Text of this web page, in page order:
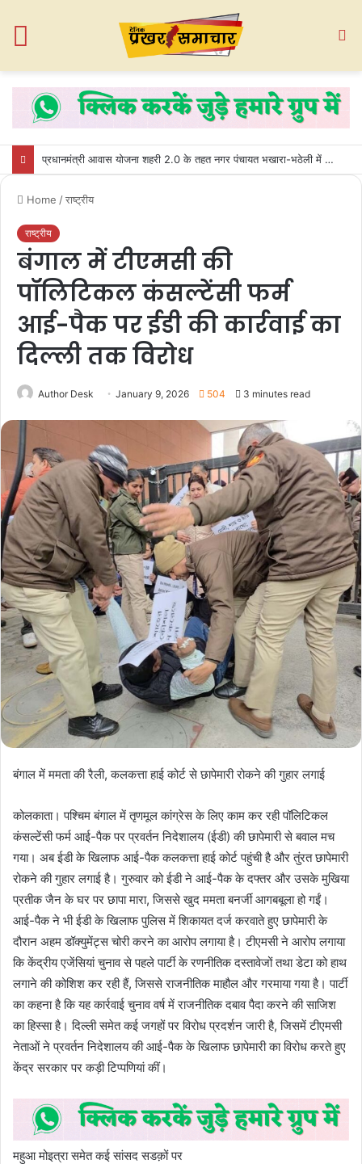
प्रधानमंत्री आवास योजना शहरी 2.0 के तहत नगर पंचायत भखारा-भठेली में हितग्राहियों को प्रदान किए गए अधिकार पत्र
Home /राष्ट्रीय
राष्ट्रीय
बंगाल में टीएमसी की
पॉलिटिकल कंसल्टेंसी फर्म
आई-पैक पर ईडी की कार्रवाई का
दिल्ली तक विरोध
Author Desk January 9, 2026 504 3 minutes read
बंगाल में ममता की रैली, कलकत्ता हाई कोर्ट से छापेमारी रोकने की गुहार लगाई
कोलकाता। पश्चिम बंगाल में तृणमूल कांग्रेस के लिए काम कर रही पॉलिटिकल
कंसल्टेंसी फर्म आई-पैक पर प्रवर्तन निदेशालय (ईडी) की छापेमारी से बवाल मच
गया। अब ईडी के खिलाफ आई-पैक कलकत्ता हाई कोर्ट पहुंची है और तुंरत छापेमारी
रोकने की गुहार लगाई है। गुरुवार को ईडी ने आई-पैक के दफ्तर और उसके मुखिया
प्रतीक जैन के घर पर छापा मारा, जिससे खुद ममता बनर्जी आगबबूला हो गईं।
आई-पैक ने भी ईडी के खिलाफ पुलिस में शिकायत दर्ज करवाते हुए छापेमारी के
दौरान अहम डॉक्युमेंट्स चोरी करने का आरोप लगाया है। टीएमसी ने आरोप लगाया
कि केंद्रीय एजेंसियां चुनाव से पहले पार्टी के रणनीतिक दस्तावेजों तथा डेटा को हाथ
लगाने की कोशिश कर रही हैं, जिससे राजनीतिक माहौल और गरमाया गया है। पार्टी
का कहना है कि यह कार्रवाई चुनाव वर्ष में राजनीतिक दबाव पैदा करने की साजिश
का हिस्सा है। दिल्ली समेत कई जगहों पर विरोध प्रदर्शन जारी है, जिसमें टीएमसी
नेताओं ने प्रवर्तन निदेशालय की आई-पैक के खिलाफ छापेमारी का विरोध करते हुए
केंद्र सरकार पर कड़ी टिप्पणियां कीं।
महुआ मोइत्रा समेत कई सांसद सडक़ों पर